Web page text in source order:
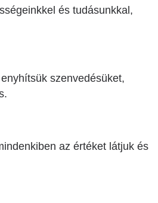
és tudásunkkal,
szenvedésüket,
az értéket látjuk és